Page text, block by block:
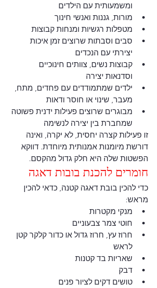
ומשמעותית עם הילדים
מורות, גננות ואנשי חינוך
מטפלות רגשיות ומנחות קבוצות
סבים וסבתות שרוצים זמן איכות
יצירתי עם הנכדים
קבוצות נשים, צוותים חינוכיים
וסדנאות יצירה
ילדים שמתמודדים עם פחדים, מתח,
מעבר, שינוי או חוסר ודאות
מבוגרים שרוצים פעילות ידנית פשוטה
שמחברת בין יצירה לנשימה
זו פעילות קצרה יחסית, לא יקרה, ואינה
דורשת מיומנות אמנותית מיוחדת. דווקא
הפשטות שלה היא חלק גדול מהקסם.
חומרים להכנת בובות דאגה
כדי להכין בובת דאגה קטנה, כדאי להכין
מראש:
מנקי מקטרות
חוטי צמר צבעוניים
חרוז עץ, חרוז גדול או כדור קלקר קטן
לראש
שאריות בד קטנות
דבק
טושים דקים לציור פנים